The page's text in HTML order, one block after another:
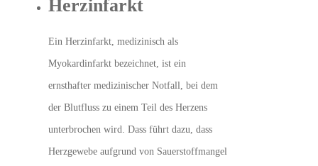
Herzinfarkt
Ein Herzinfarkt, medizinisch als
Myokardinfarkt bezeichnet, ist ein
ernsthafter medizinischer Notfall, bei dem
der Blutfluss zu einem Teil des Herzens
unterbrochen wird. Dass führt dazu, dass
Herzgewebe aufgrund von Sauerstoffmangel